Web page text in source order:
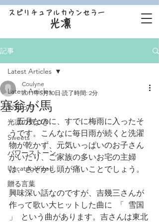
スピリチュアルカウンセラー
光凛
記事
Latest Articles
お知らせ
光凛の気づき
Sweets
パワーストーン
Uncategorized
贈る言葉
Latest Articles
塞翁が馬
Coulyne
2011年5月30日 読了時間: 2分
五月なのに、すでに梅雨に入ったそ
うです。こんなに毎日雨が続くと洗濯
物が乾かず、元気いっぱいのお子さん
がいたり、ご家族の多いお宅の主婦
は、さぞかし頭が痛いことでしょう。
興味深い話なのですが、吉幾三さんが
作って歌い大ヒットした曲に  「  雪国
」  という曲があります。吉さんは東北